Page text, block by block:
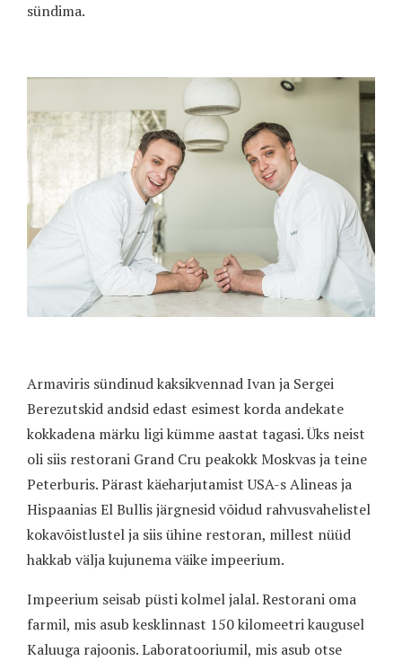
sündima.
Armaviris sündinud kaksikvennad Ivan ja Sergei
Berezutskid andsid edast esimest korda andekate
kokkadena märku ligi kümme aastat tagasi. Üks neist
oli siis restorani Grand Cru peakokk Moskvas ja teine
Peterburis. Pärast käeharjutamist USA-s Alineas ja
Hispaanias El Bullis järgnesid võidud rahvusvahelistel
kokavõistlustel ja siis ühine restoran, millest nüüd
hakkab välja kujunema väike impeerium.
Impeerium seisab püsti kolmel jalal. Restorani oma
farmil, mis asub kesklinnast 150 kilomeetri kaugusel
Kaluuga rajoonis. Laboratooriumil, mis asub otse